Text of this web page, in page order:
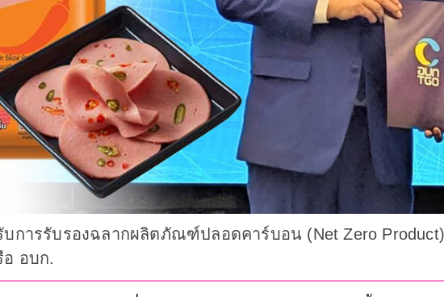
การรับรองฉลากผลิตภัณฑ์ปลอดคาร์บอน (Net Zero
อบก.